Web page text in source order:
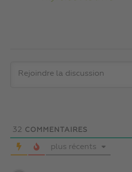
32 COMMENTAIRES
plus récents